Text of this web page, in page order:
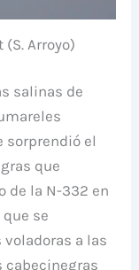
Arroyo)
salinas de
sorprendió el
que
de la N-332 en
se
a las
cabecinegras